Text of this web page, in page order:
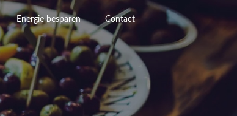
Energie besparen Contact